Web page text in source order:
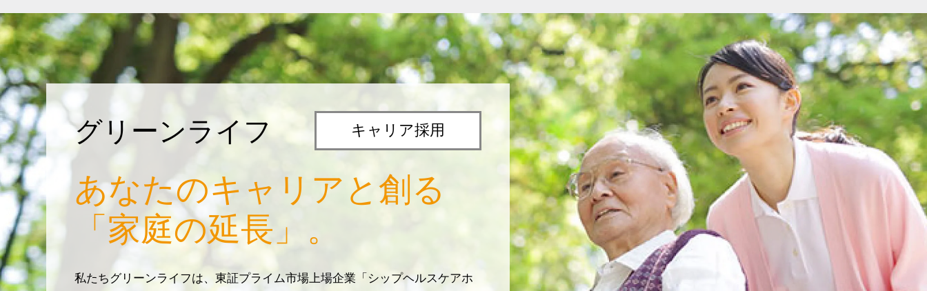
グリーンライフ キャリア採用
あなたのキャリアと創る
「家庭の延長」。
私たちグリーンライフは、東証プライム市場上場企業「シップヘルスケアホ